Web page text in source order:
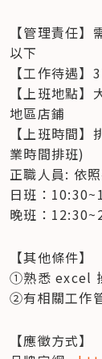
【管理責任
以下
【工作待遇
【上班地點
地區店鋪
【上班時間
業時間
正職人員: 依
日班：
晚班：
【其他條件】
①熟悉 excel
②有相關工作
【應徵方式】